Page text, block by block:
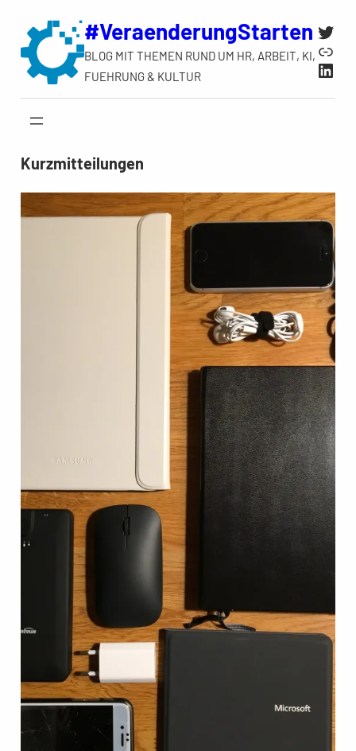
Inhalt
springen
#VeraenderungStarten
BLOG MIT THEMEN RUND UM HR, ARBEIT, KI,
FUEHRUNG & KULTUR
Link
Kurzmitteilungen